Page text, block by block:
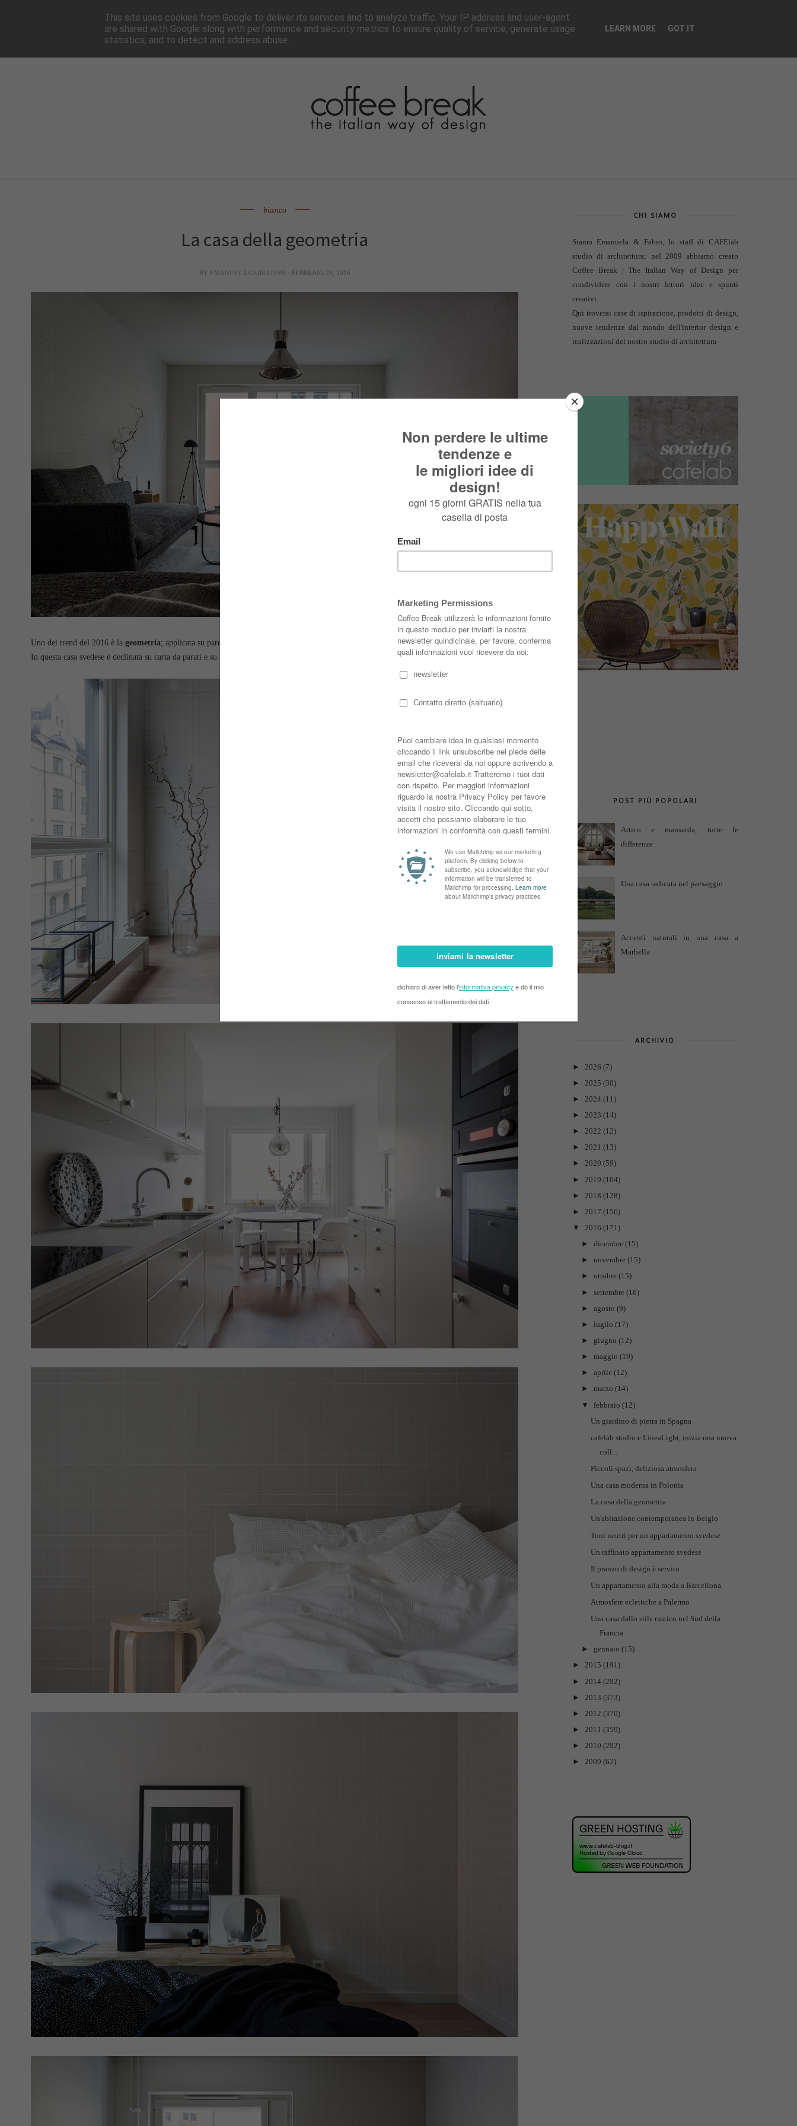
HOME NEWSLETTER CHI SIAMO▼ PAGINE▼ COLLABORA PRESS CONTATTI
bianco
La casa della geometria
BY EMANUELA CARRATONI - FEBBRAIO 20, 2016
Uno dei trend del 2016 è la geometria; applicata su pareti, pavimenti e soffitti, non è statica o rigida ma fluida e organica.
In questa casa svedese è declinata su carta da parati e su arredi in legno grezzo, realizzati su misura.
CHI SIAMO
Siamo Emanuela & Fabio, lo staff di CAFElab
studio di architettura; nel 2009 abbiamo creato
Coffee Break | The Italian Way of Design per
condividere con i nostri lettori idee e spunti
creativi.
Qui troverai case di ispirazione, prodotti di design,
nuove tendenze dal mondo dell'interior design e
realizzazioni del nostro studio di architettura
POST PIÙ POPOLARI
Attico e mansarda, tutte le
differenze
Una casa radicata nel paesaggio
Accenti naturali in una casa a
Marbella
ARCHIVIO
► 2026 (7)
► 2025 (30)
► 2024 (11)
► 2023 (14)
► 2022 (12)
► 2021 (13)
► 2020 (59)
► 2019 (104)
► 2018 (128)
► 2017 (156)
▼
2016 (171)
► dicembre (15)
► novembre (15)
► ottobre (15)
► settembre (16)
► agosto (9)
► luglio (17)
► giugno (12)
► maggio (19)
► aprile (12)
► marzo (14)
▼
febbraio (12)
Un giardino di pietra in Spagna
cafelab studio e LineaLight, inizia una nuova
coll...
Piccoli spazi, deliziosa atmosfera
Una casa moderna in Polonia
La casa della geometria
Un'abitazione contemporanea in Belgio
Toni neutri per un appartamento svedese
Un raffinato appartamento svedese
Il pranzo di design è servito
Un appartamento alla moda a Barcellona
Atmosfere eclettiche a Palermo
Una casa dallo stile rustico nel Sud della
Francia
► gennaio (15)
► 2015 (191)
► 2014 (292)
► 2013 (373)
► 2012 (370)
► 2011 (359)
► 2010 (292)
► 2009 (62)
This site uses cookies from Google to deliver its services and to analyze traffic. Your IP address and user-agent
are shared with Google along with performance and security metrics to ensure quality of service, generate usage
statistics, and to detect and address abuse.
LEARN MORE GOT IT